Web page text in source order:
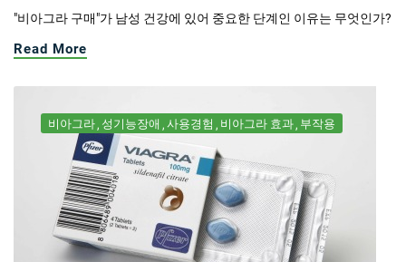
"비아그라 구매"가 남성 건강에 있어 중요한 단계인 이유는 무엇인가?
Read More
비아그라 성기능장애 사용경험 비아그라 효과 부작용